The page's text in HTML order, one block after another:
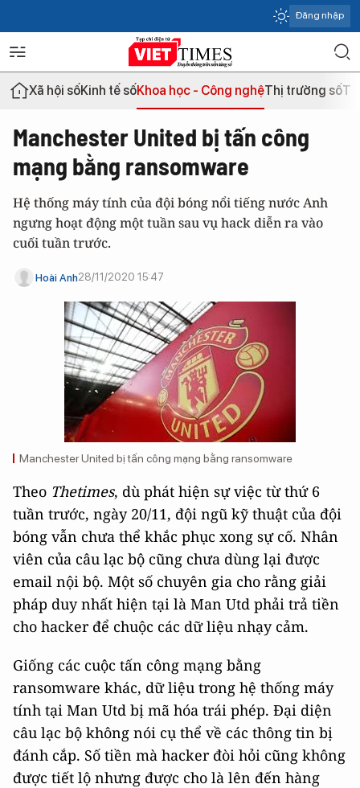
Đăng nhập
Xã hội sốKinh tế sốKhoa học - Công nghệThị trường số
Manchester United bị tấn công
mạng bằng ransomware
Hệ thống máy tính của đội bóng nổi tiếng nước Anh
ngưng hoạt động một tuần sau vụ hack diễn ra vào
cuối tuần trước.
Hoài Anh28/11/2020 15:47
Manchester United bị tấn công mạng bằng ransomware
Theo Thetimes, dù phát hiện sự việc từ thứ 6
tuần trước, ngày 20/11, đội ngũ kỹ thuật của đội
bóng vẫn chưa thể khắc phục xong sự cố. Nhân
viên của câu lạc bộ cũng chưa dùng lại được
email nội bộ. Một số chuyên gia cho rằng giải
pháp duy nhất hiện tại là Man Utd phải trả tiền
cho hacker để chuộc các dữ liệu nhạy cảm.
Giống các cuộc tấn công mạng bằng
ransomware khác, dữ liệu trong hệ thống máy
tính tại Man Utd bị mã hóa trái phép. Đại diện
câu lạc bộ không nói cụ thể về các thông tin bị
đánh cắp. Số tiền mà hacker đòi hỏi cũng không
được tiết lộ nhưng được cho là lên đến hàng